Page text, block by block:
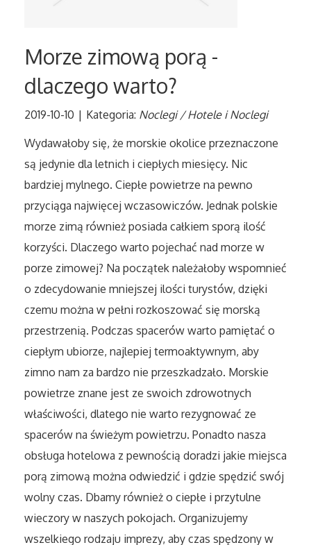
Dla Dzieci
Meble
Wyposażenie Łazienki
Odzież
Sport
Art. Dla Zwierząt
Ogród, Rośliny
Chemia
Materiały Eksploatacyjne
Inne Sklepy
Elektronarzędzia
Morze zimową porą -
dlaczego warto?
2019-10-10 | Kategoria: Noclegi / Hotele i Noclegi
Wydawałoby się, że morskie okolice przeznaczone
są jedynie dla letnich i ciepłych miesięcy. Nic
bardziej mylnego. Ciepłe powietrze na pewno
przyciąga najwięcej wczasowiczów. Jednak polskie
morze zimą również posiada całkiem sporą ilość
korzyści. Dlaczego warto pojechać nad morze w
porze zimowej? Na początek należałoby wspomnieć
o zdecydowanie mniejszej ilości turystów, dzięki
czemu można w pełni rozkoszować się morską
przestrzenią. Podczas spacerów warto pamiętać o
ciepłym ubiorze, najlepiej termoaktywnym, aby
zimno nam za bardzo nie przeszkadzało. Morskie
powietrze znane jest ze swoich zdrowotnych
właściwości, dlatego nie warto rezygnować ze
spacerów na świeżym powietrzu. Ponadto nasza
obsługa hotelowa z pewnością doradzi jakie miejsca
porą zimową można odwiedzić i gdzie spędzić swój
wolny czas. Dbamy również o ciepłe i przytulne
wieczory w naszych pokojach. Organizujemy
wszelkiego rodzaju imprezy, aby czas spędzony w